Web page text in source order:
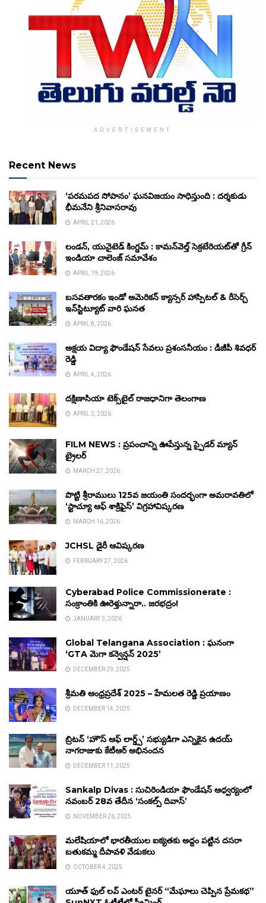
ADVERTISEMENT
Recent News
‘పరమపద సోపానం’ ఘనవిజయం సాధిస్తుంది : దర్శకుడు
భీమనేని శ్రీనివాసరావు
APRIL 21, 2026
లండన్, యునైటెడ్ కింగ్డమ్ : కామన్‌వెల్త్ సెక్రటేరియట్‌తో గ్రీన్
ఇండియా చాలెంజ్ సమావేశం
APRIL 19, 2026
బసవతారకం ఇండో అమెరికన్ క్యాన్సర్ హాస్పిటల్ & రీసెర్చ్
ఇన్‌స్టిట్యూట్ వారి ఘనత
APRIL 8, 2026
అక్షయ విద్యా ఫౌండేషన్ సేవలు ప్రశంసనీయం : డీజీపీ శివధర్
రెడ్డి
APRIL 4, 2026
దక్షిణాసియా టెక్స్‌టైల్ రాజధానిగా తెలంగాణ
APRIL 3, 2026
FILM NEWS : ప్రపంచాన్ని ఊపేస్తున్న స్పైడర్ మ్యాన్
ట్రైలర్
MARCH 27, 2026
పొట్టి శ్రీరాములు 125వ జయంతి సందర్భంగా అమరావతిలో
‘స్టాచ్యూ ఆఫ్ శాక్రిఫైస్’ విగ్రహావిష్కరణ
MARCH 16, 2026
JCHSL డైరీ ఆవిష్కరణ
FEBRUARY 27, 2026
Cyberabad Police Commissionerate :
సంక్రాంతికి ఊరెళ్తున్నారా.. జరభద్రం!
JANUARY 3, 2026
Global Telangana Association : ఘనంగా
‘GTA మెగా కన్వెన్షన్ 2025’
DECEMBER 29, 2025
శ్రీమతి ఆంధ్రప్రదేశ్ 2025 – హేమలత రెడ్డి ప్రయాణం
DECEMBER 14, 2025
బ్రిటన్ ‘హౌస్ ఆఫ్ లార్డ్స్’ సభ్యుడిగా ఎన్నికైన ఉదయ్
నాగరాజుకు కేటీఆర్ అభినందన
DECEMBER 11, 2025
Sankalp Divas : సుచిరిండియా ఫౌండేషన్ ఆధ్వర్యంలో
నవంబర్ 28వ తేదీన ‘సంకల్ప్ దివాస్’
NOVEMBER 26, 2025
మలేషియాలో భారతీయుల ఐక్యతకు అద్దం పట్టిన దసరా
బతుకమ్మ దీపావళి వేడుకలు
OCTOBER 4, 2025
యూత్ ఫుల్ లవ్ ఎంటర్ టైనర్ “మేఘాలు చెప్పిన ప్రేమకథ”